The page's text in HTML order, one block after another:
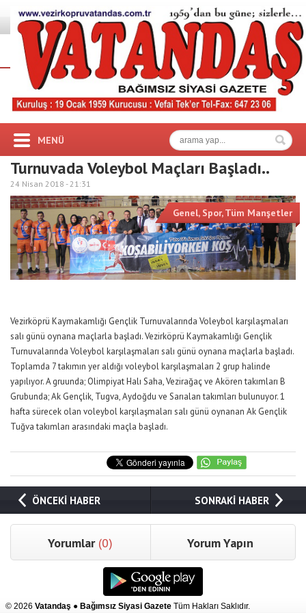
MENÜ
Turnuvada Voleybol Maçları Başladı..
24 Nisan 2018 -21:31
Genel, Spor,Tüm Manşetler
Vezirköprü Kaymakamlığı Gençlik Turnuvalarında Voleybol karşılaşmaları
salı günü oynana maçlarla başladı. Vezirköprü Kaymakamlığı Gençlik
Turnuvalarında Voleybol karşılaşmaları salı günü oynana maçlarla başladı.
Toplamda 7 takımın yer aldığı voleybol karşılaşmaları 2 grup halinde
yapılıyor. A gruunda; Olimpiyat Halı Saha, Vezirağaç ve Akören takımları B
Grubunda; Ak Gençlik, Tugva, Aydoğdu ve Sarıalan takımları bulunuyor. 1
hafta sürecek olan voleybol karşılaşmaları salı günü oynanan Ak Gençlik
Tuğva takımları arasındaki maçla başladı.
ÖNCEKİ HABER SONRAKİ HABER
Yorumlar (0) Yorum Yapın
© 2026 Vatandaş ● Bağımsız Siyasi Gazete Tüm Hakları Saklıdır.